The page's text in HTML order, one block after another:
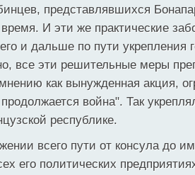
представлявшихся
И эти же практические
и дальше по пути укрепления
все эти решительные меры
как вынужденная акция,
война". Так
республике.
всего пути от консула до
его политических